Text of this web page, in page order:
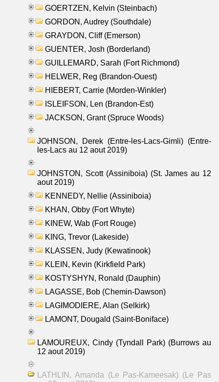
GOERTZEN, Kelvin (Steinbach)
GORDON, Audrey (Southdale)
GRAYDON, Cliff (Emerson)
GUENTER, Josh (Borderland)
GUILLEMARD, Sarah (Fort Richmond)
HELWER, Reg (Brandon-Ouest)
HIEBERT, Carrie (Morden-Winkler)
ISLEIFSON, Len (Brandon-Est)
JACKSON, Grant (Spruce Woods)
JOHNSON, Derek (Entre-les-Lacs-Gimli) (Entre-
les-Lacs au 12 aout 2019)
JOHNSTON, Scott (Assiniboia) (St. James au 12
aout 2019)
KENNEDY, Nellie (Assiniboia)
KHAN, Obby (Fort Whyte)
KINEW, Wab (Fort Rouge)
KING, Trevor (Lakeside)
KLASSEN, Judy (Kewatinook)
KLEIN, Kevin (Kirkfield Park)
KOSTYSHYN, Ronald (Dauphin)
LAGASSE, Bob (Chemin-Dawson)
LAGIMODIERE, Alan (Selkirk)
LAMONT, Dougald (Saint-Boniface)
LAMOUREUX, Cindy (Tyndall Park) (Burrows au
12 aout 2019)
LATHLIN, Amanda (Le Pas-Kameesak) (Le Pas